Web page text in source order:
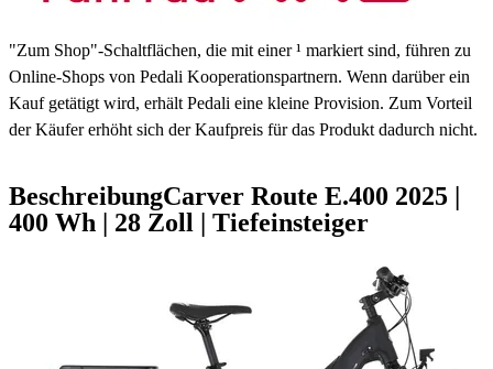
"Zum Shop"-Schaltflächen, die mit einer ¹ markiert sind, führen zu
Online-Shops von Pedali Kooperationspartnern. Wenn darüber ein
Kauf getätigt wird, erhält Pedali eine kleine Provision. Zum Vorteil
der Käufer erhöht sich der Kaufpreis für das Produkt dadurch nicht.
BeschreibungCarver Route E.400 2025 |
400 Wh | 28 Zoll | Tiefeinsteiger